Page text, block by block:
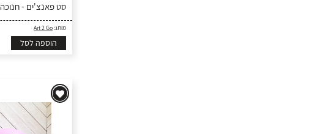
סט פאנצ'ים - חנוכה
מותג:Art 2 Go
הוספה לסל